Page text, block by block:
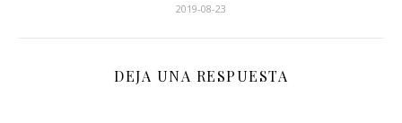
2019-08-23
DEJA UNA RESPUESTA